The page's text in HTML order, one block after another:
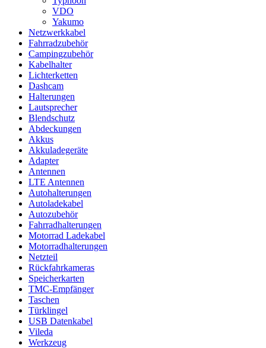
VDO
Yakumo
Netzwerkkabel
Fahrradzubehör
Campingzubehör
Kabelhalter
Lichterketten
Dashcam
Halterungen
Lautsprecher
Blendschutz
Abdeckungen
Akkus
Akkuladegeräte
Adapter
Antennen
LTE Antennen
Autohalterungen
Autoladekabel
Autozubehör
Fahrradhalterungen
Motorrad Ladekabel
Motorradhalterungen
Netzteil
Rückfahrkameras
Speicherkarten
TMC-Empfänger
Taschen
Türklingel
USB Datenkabel
Vileda
Werkzeug